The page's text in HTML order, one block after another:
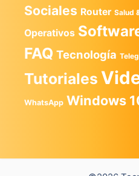
Sociales Router Salud
Operativos
FAQ Tecnología
Tutoriales
WhatsApp Windows